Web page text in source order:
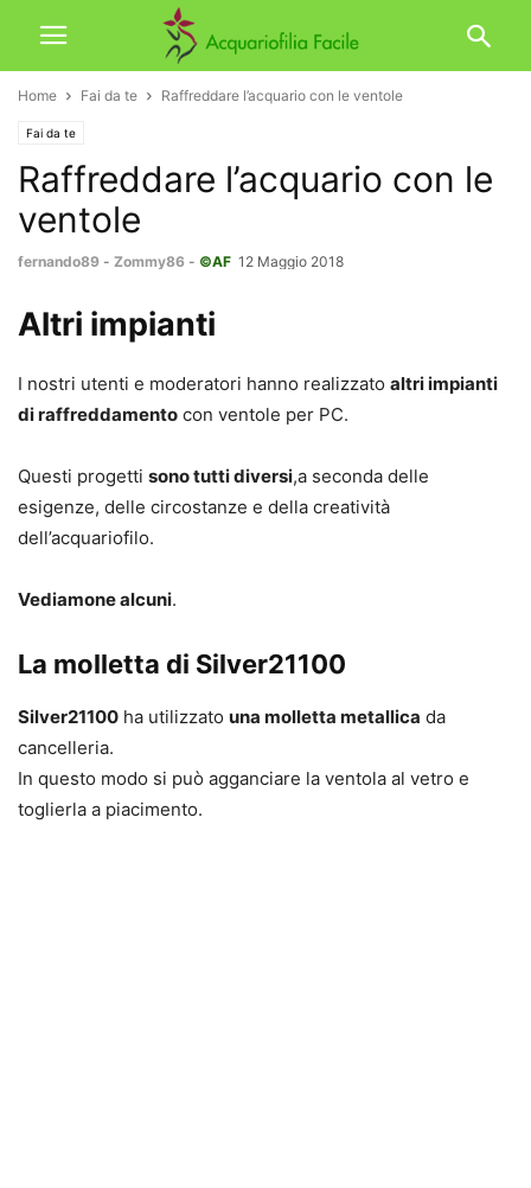
Home Fai da te Raffreddare l’acquario con le ventole
Fai da te
Raffreddare l’acquario con le
ventole
fernando89 - Zommy86 - ©AF 12 Maggio 2018
Altri impianti
I nostri utenti e moderatori hanno realizzato altri impianti
di raffreddamento con ventole per PC.
Questi progetti sono tutti diversi,a seconda delle
esigenze, delle circostanze e della creatività
dell’acquariofilo.
Vediamone alcuni.
La molletta di Silver21100
Silver21100 ha utilizzato una molletta metallica da
cancelleria.
In questo modo si può agganciare la ventola al vetro e
toglierla a piacimento.